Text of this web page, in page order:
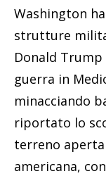
Washington
strutture
Donald
guerra in
minacciando
riportato lo
terreno
americana,